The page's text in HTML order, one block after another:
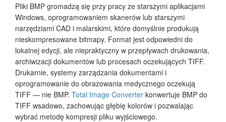
Pliki BMP gromadzą się przy pracy ze starszymi aplikacjami
Windows, oprogramowaniem skanerów lub starszymi
narzędziami CAD i malarskimi, które domyślnie produkują
nieskompresowane bitmapy. Format jest odpowiedni do
lokalnej edycji, ale niepraktyczny w przepływach drukowania,
archiwizacji dokumentów lub procesach oczekujących TIFF.
Drukarnie, systemy zarządzania dokumentami i
oprogramowanie do obrazowania medycznego oczekują
TIFF — nie BMP. Total Image Converter konwertuje BMP do
TIFF wsadowo, zachowując głębię kolorów i pozwalając
wybrać metodę kompresji pliku wyjściowego.